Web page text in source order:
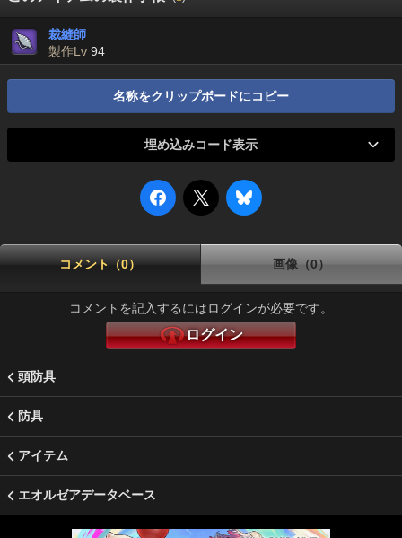
裁縫師
製作Lv 94
名称をクリップボードにコピー
埋め込みコード表示
コメント（0） 画像（0）
コメントを記入するにはログインが必要です。
ログイン
頭防具
防具
アイテム
エオルゼアデータベース